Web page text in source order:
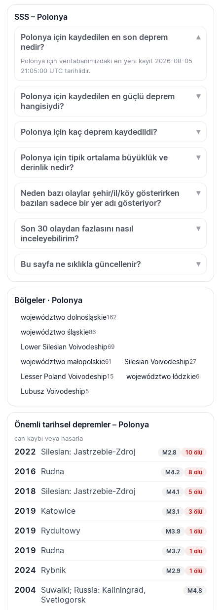
SSS – Polonya
Polonya için kaydedilen en son deprem
nedir?
Polonya için veritabanımızdaki en yeni kayıt 2026-08-05
21:05:00 UTC tarihlidir.
Polonya için kaydedilen en güçlü deprem
hangisiydi?
Polonya için kaç deprem kaydedildi?
Polonya için tipik ortalama büyüklük ve
derinlik nedir?
Neden bazı olaylar şehir/il/köy gösterirken
bazıları sadece bir yer adı gösteriyor?
Son 30 olaydan fazlasını nasıl
inceleyebilirim?
Bu sayfa ne sıklıkla güncellenir?
Bölgeler · Polonya
województwo dolnośląskie162
województwo śląskie86
Lower Silesian Voivodeship69
województwo małopolskie61 Silesian Voivodeship27
Lesser Poland Voivodeship15 województwo łódzkie6
Lubusz Voivodeship5
Önemli tarihsel depremler – Polonya
can kaybı veya hasarla
2022 Silesian: Jastrzebie-Zdroj M2.8 10 ölü
2016 Rudna M4.2 8 ölü
2018 Silesian: Jastrzebie-Zdroj M4.1 5 ölü
2019 Katowice M3.1 3 ölü
2019 Rydultowy M3.9 1 ölü
2019 Rudna M3.7 1 ölü
2024 Rybnik M2.9 1 ölü
2004 Suwalki; Russia: Kaliningrad,
Svetlogorsk
M4.8